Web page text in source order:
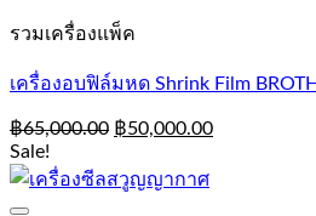
รวมเครื่องแพ็ค
เครื่องอบฟิล์มหด Shrink Film
฿65,000.00 ฿50,000.00
Sale!